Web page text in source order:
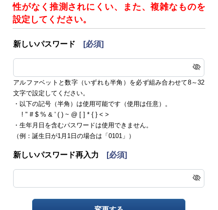
性がなく推測されにくい、また、複雑なものを
設定してください。
新しいパスワード [必須]
アルファベットと数字（いずれも半角）を必ず組み合わせて8～32
文字で設定してください。
・以下の記号（半角）は使用可能です（使用は任意）。
! " # $ % & ' ( ) ~ @ [ ] * { } < >
・生年月日を含むパスワードは使用できません。
（例：誕生日が1月1日の場合は「0101」）
新しいパスワード再入力 [必須]